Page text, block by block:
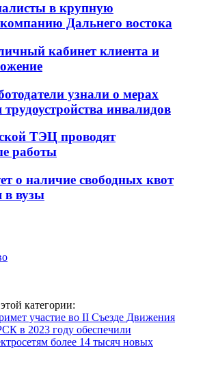
в крупную
Дальнего востока
кабинет клиента и
узнали о мерах
инвалидов
ТЭЦ проводят
работы
о наличие свободных квот
в вузы
категории:
участие во II Съезде Движения
в 2023 году обеспечили
более 14 тысяч новых